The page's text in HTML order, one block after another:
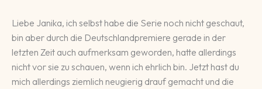
Liebe Janika, ich selbst habe die Serie noch nicht geschaut,
bin aber durch die Deutschlandpremiere gerade in der
letzten Zeit auch aufmerksam geworden, hatte allerdings
nicht vor sie zu schauen, wenn ich ehrlich bin. Jetzt hast du
mich allerdings ziemlich neugierig drauf gemacht und die